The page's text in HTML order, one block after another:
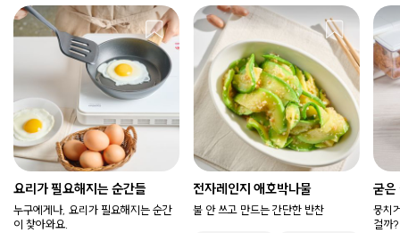
요리가 필요해지는 순간들
누구에게나, 요리가 필요해지는 순간
이 찾아와요.
전자레인지 애호박나물
불 안 쓰고 만드는 간단한 반찬
굳은
뭉치
걸까?